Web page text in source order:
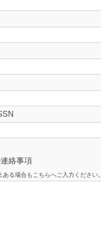
絡事項
る場合もこちらへご入力ください。